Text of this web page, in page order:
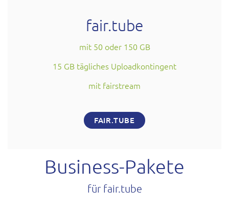
fair.tube
mit 50 oder 150 GB
15 GB tägliches Uploadkontingent
mit fairstream
FAIR.TUBE
Business-Pakete
für fair.tube